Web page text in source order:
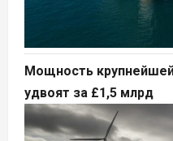
Мощность
удвоят за £1,5 млрд